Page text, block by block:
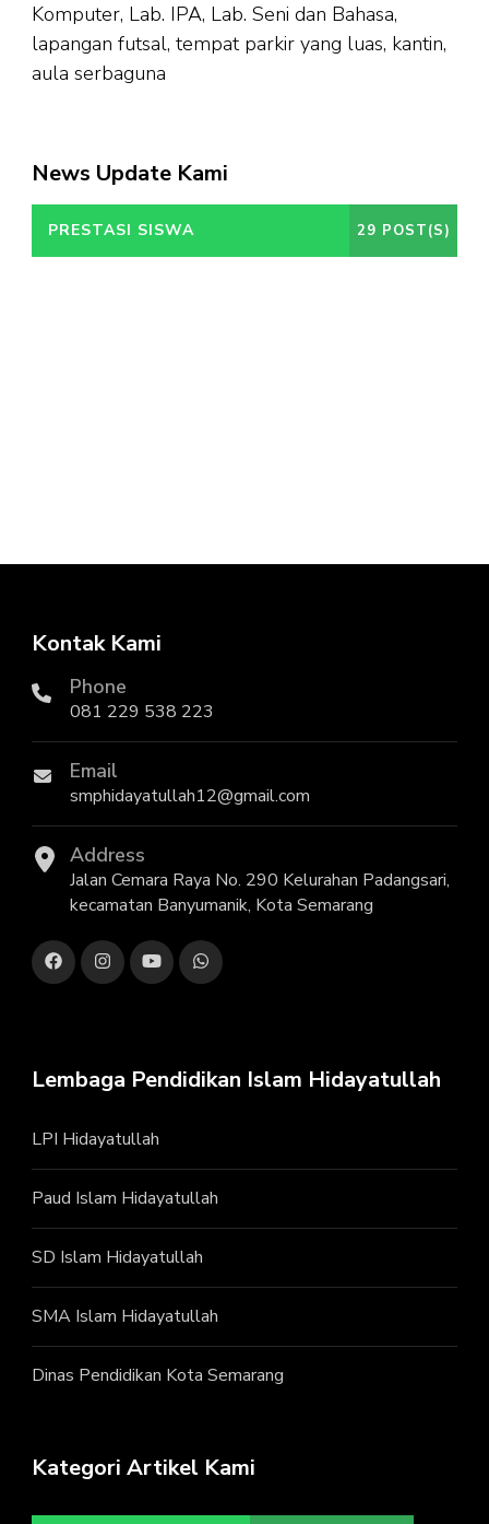
Komputer, Lab. IPA, Lab. Seni dan Bahasa,
lapangan futsal, tempat parkir yang luas, kantin,
aula serbaguna
News Update Kami
PRESTASI SISWA 29 POST(S)
Kontak Kami
Phone
081 229 538 223
Email
smphidayatullah12@gmail.com
Address
Jalan Cemara Raya No. 290 Kelurahan Padangsari,
kecamatan Banyumanik, Kota Semarang
Lembaga Pendidikan Islam Hidayatullah
LPI Hidayatullah
Paud Islam Hidayatullah
SD Islam Hidayatullah
SMA Islam Hidayatullah
Dinas Pendidikan Kota Semarang
Kategori Artikel Kami